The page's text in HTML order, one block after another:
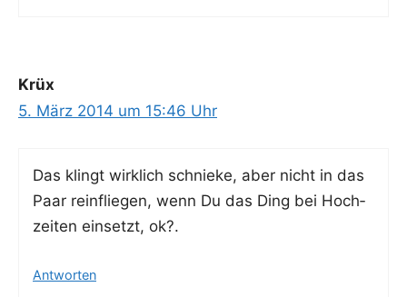
Krüx
5. März 2014 um 15:46 Uhr
Das klingt wirk­lich schnie­ke, aber nicht in das
Paar rein­flie­gen, wenn Du das Ding bei Hoch­
zei­ten ein­setzt, ok?.
Antworten